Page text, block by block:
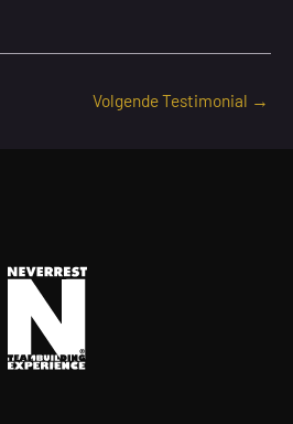
Volgende Testimonial →